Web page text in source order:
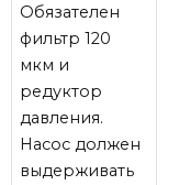
Обязателен
фильтр 120
мкм и
редуктор
давления.
Насос должен
выдерживать